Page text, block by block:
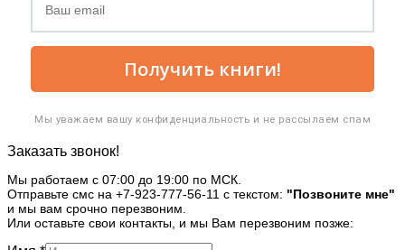
Получить книги!
Мы уважаем вашу конфиденциальность и не рассылаем спам
Заказать звонок!
Мы работаем с 07:00 до 19:00 по МСК.
Отправьте смс на +7-923-777-56-11 с текстом: "Позвоните мне"
и мы вам срочно перезвоним.
Или оставьте свои контакты, и мы Вам перезвоним позже: